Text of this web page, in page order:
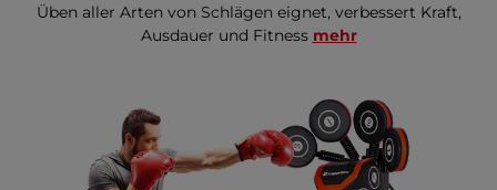
Üben aller Arten von Schlägen eignet, verbessert Kraft,
Ausdauer und Fitness mehr